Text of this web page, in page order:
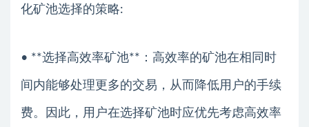
化矿池选择的策略:
• **选择高效率矿池**：高效率的矿池在相同时
间内能够处理更多的交易，从而降低用户的手续
费。因此，用户在选择矿池时应优先考虑高效率